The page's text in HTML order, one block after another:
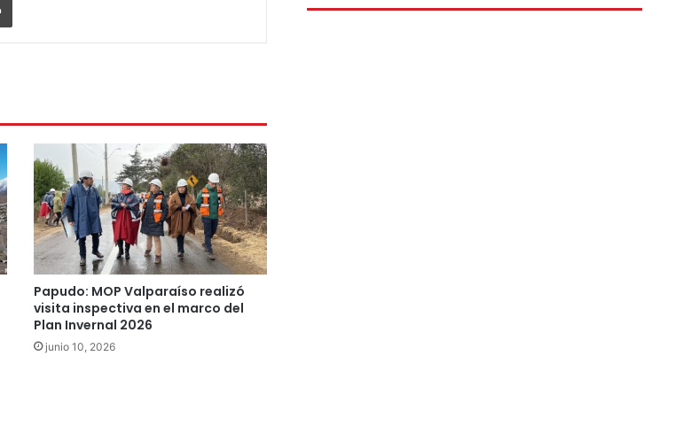
Papudo: MOP Valparaíso realizó
visita inspectiva en el marco del
Plan Invernal 2026
junio 10, 2026